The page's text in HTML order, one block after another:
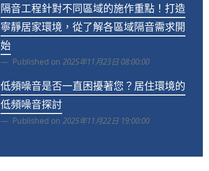
隔音工程針對不同區域的施作重點！打造
寧靜居家環境，從了解各區域隔音需求開
始
Published on 2025年11月23日 08:00:00
低頻噪音是否一直困擾著您？居住環境的
低頻噪音探討
Published on 2025年11月22日 19:00:00